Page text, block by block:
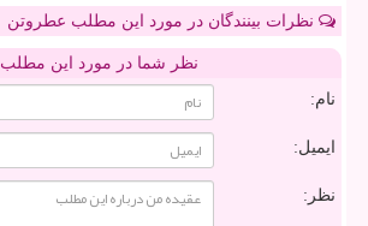
نظرات بینندگان در مورد این مطلب عطروتن
نظر شما در مورد این مطلب
نام:
ایمیل:
نظر: